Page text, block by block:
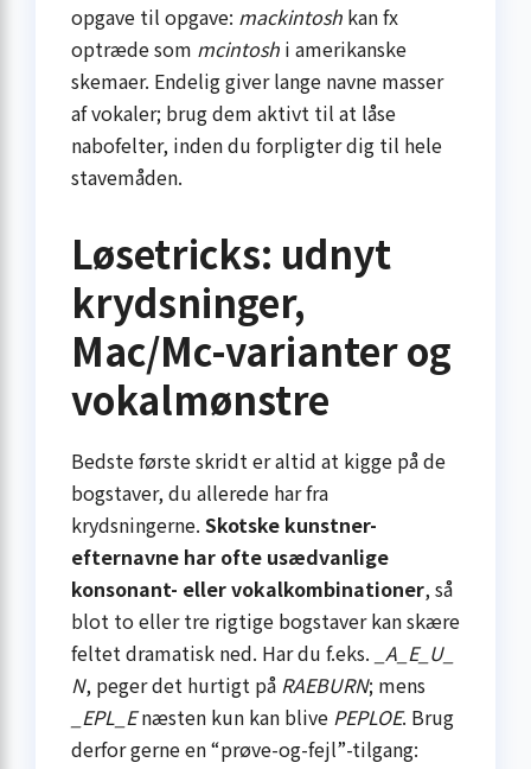
opgave til opgave: mackintosh kan fx
optræde som mcintosh i amerikanske
skemaer. Endelig giver lange navne masser
af vokaler; brug dem aktivt til at låse
nabofelter, inden du forpligter dig til hele
stavemåden.
Løsetricks: udnyt
krydsninger,
Mac/Mc-varianter og
vokalmønstre
Bedste første skridt er altid at kigge på de
bogstaver, du allerede har fra
krydsningerne. Skotske kunstner-
efternavne har ofte usædvanlige
konsonant- eller vokalkombinationer, så
blot to eller tre rigtige bogstaver kan skære
feltet dramatisk ned. Har du f.eks.
_A_E_U_
N, peger det hurtigt på RAEBURN; mens
_EPL_Enæsten kun kan blive PEPLOE. Brug
derfor gerne en “prøve-og-fejl”-tilgang: